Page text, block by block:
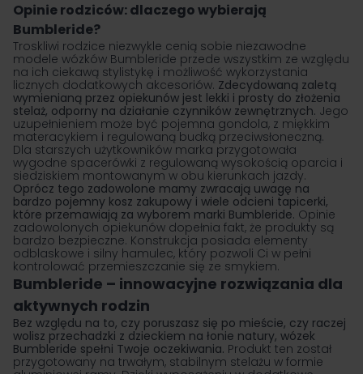
Opinie rodziców: dlaczego wybierają
Bumbleride?
Troskliwi rodzice niezwykle cenią sobie niezawodne
modele wózków Bumbleride przede wszystkim ze względu
na ich ciekawą stylistykę i możliwość wykorzystania
licznych dodatkowych akcesoriów. Zdecydowaną zaletą
wymienianą przez opiekunów jest lekki i prosty do złożenia
stelaż, odporny na działanie czynników zewnętrznych. Jego
uzupełnieniem może być pojemna gondola, z miękkim
materacykiem i regulowaną budką przeciwsłoneczną.
Dla starszych użytkowników marka przygotowała
wygodne spacerówki z regulowaną wysokością oparcia i
siedziskiem montowanym w obu kierunkach jazdy.
Oprócz tego zadowolone mamy zwracają uwagę na
bardzo pojemny kosz zakupowy i wiele odcieni tapicerki,
które przemawiają za wyborem marki Bumbleride. Opinie
zadowolonych opiekunów dopełnia fakt, że produkty są
bardzo bezpieczne. Konstrukcja posiada elementy
odblaskowe i silny hamulec, który pozwoli Ci w pełni
kontrolować przemieszczanie się ze smykiem.
Bumbleride – innowacyjne rozwiązania dla
aktywnych rodzin
Bez względu na to, czy poruszasz się po mieście, czy raczej
wolisz przechadzki z dzieckiem na łonie natury, wózek
Bumbleride spełni Twoje oczekiwania. Produkt ten został
przygotowany na trwałym, stabilnym stelażu w formie